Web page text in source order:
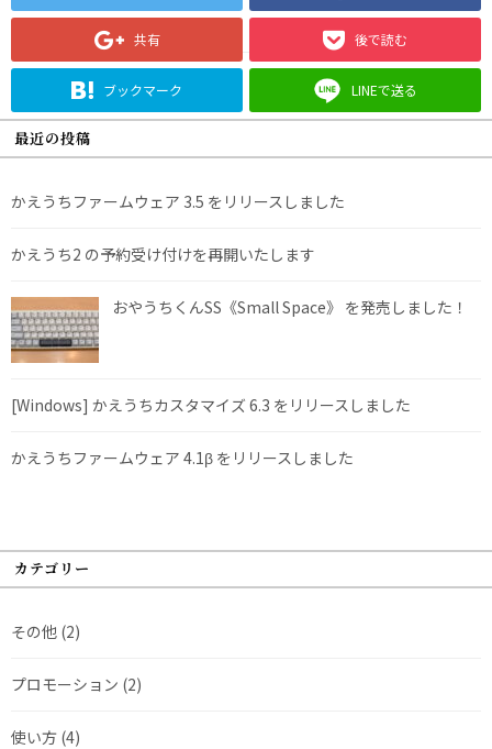
共有 後で読む
ブックマーク LINEで送る
最近の投稿
かえうちファームウェア 3.5 をリリースしました
かえうち2 の予約受け付けを再開いたします
おやうちくんSS《Small Space》 を発売しました！
[Windows] かえうちカスタマイズ 6.3 をリリースしました
かえうちファームウェア 4.1β をリリースしました
カテゴリー
その他 (2)
プロモーション (2)
使い方 (4)